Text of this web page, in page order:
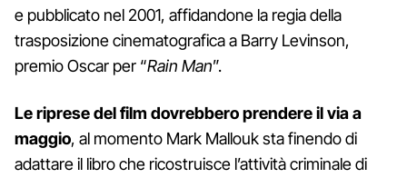
e pubblicato nel 2001, affidandone la regia della
trasposizione cinematografica a Barry Levinson,
premio Oscar per “Rain Man”.
Le riprese del film dovrebbero prendere il via a
maggio, al momento Mark Mallouk sta finendo di
adattare il libro che ricostruisce l’attività criminale di